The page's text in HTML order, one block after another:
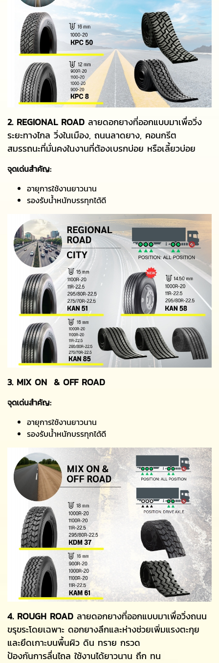
2. REGIONAL ROAD ลายดอกยางที่ออกแบบมาเพื่อวิ่ง
ระยะทางไกล วิ่งในเมือง, ถนนลาดยาง, คอนกรีต
สมรรถนะที่มั่นคงในงานที่ต้องเบรกบ่อย หรือเลี้ยวบ่อย
จุดเด่นสำคัญ:
อายุการใช้งานยาวนาน
รองรับน้ำหนักบรรทุกได้ดี
3. MIX ON & OFF ROAD
จุดเด่นสำคัญ:
อายุการใช้งานยาวนาน
รองรับน้ำหนักบรรทุกได้ดี
4. ROUGH ROAD ลายดอกยางที่ออกแบบมาเพื่อวิ่งถนน
ขรุขระโดยเฉพาะ ดอกยางลึกและห่างช่วยเพิ่มแรงตะกุย
และยึดเกาะบนพื้นผิว ดิน ทราย กรวด
ป้องกันการลื่นไถล ใช้งานได้ยาวนาน ถึก ทน